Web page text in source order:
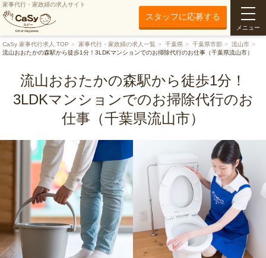
家事代行・家政婦の求人サイト
スタッフに応募する
メニュー
CaSy 家事代行求人 TOP 家事代行・家政婦の求人一覧 千葉県 千葉県市部
流山市
流山おおたかの森駅から徒歩1分！3LDKマンションでのお掃除代行のお仕事（千葉県流山市）
流山おおたかの森駅から徒歩1分！
3LDKマンションでのお掃除代行のお
仕事（千葉県流山市）